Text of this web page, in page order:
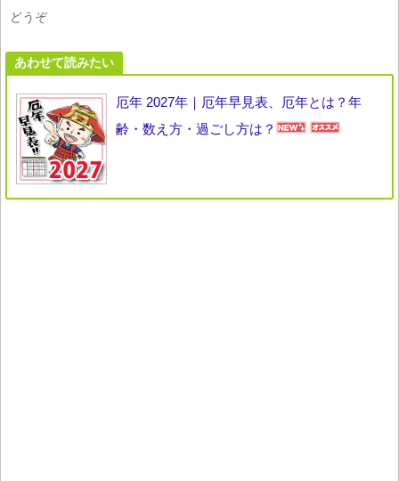
どうぞ
あわせて読みたい
厄年 2027年｜厄年早見表、厄年とは？年
齢・数え方・過ごし方は？